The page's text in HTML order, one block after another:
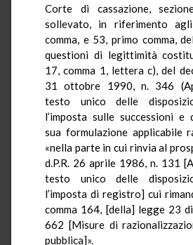
Corte di cassazione,
sollevato, in riferimento
comma, e 53, primo comma,
questioni di legittimità
17, comma 1, lettera c), del
31 ottobre 1990, n. 346
testo unico delle
l’imposta sulle successioni e
sua formulazione applicabile
«nella parte in cui rinvia al
d.P.R. 26 aprile 1986, n. 131
testo unico delle
l’imposta di registro] cui
comma 164, [della] legge 23
662 [Misure di
pubblica]».